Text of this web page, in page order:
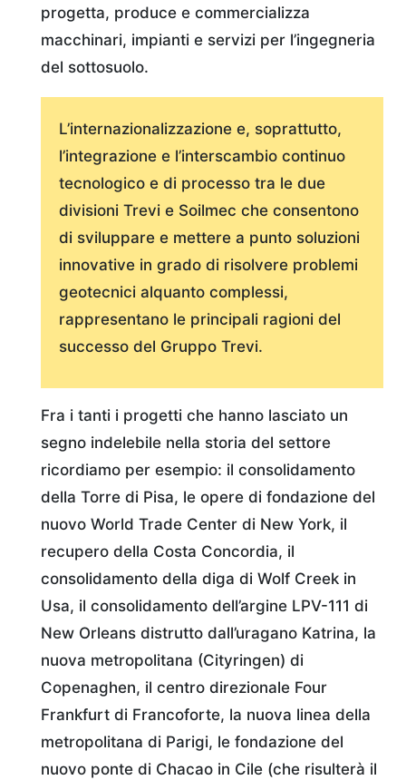
progetta, produce e commercializza
macchinari, impianti e servizi per l’ingegneria
del sottosuolo.
L’internazionalizzazione e, soprattutto,
l’integrazione e l’interscambio continuo
tecnologico e di processo tra le due
divisioni Trevi e Soilmec che consentono
di sviluppare e mettere a punto soluzioni
innovative in grado di risolvere problemi
geotecnici alquanto complessi,
rappresentano le principali ragioni del
successo del Gruppo Trevi.
Fra i tanti i progetti che hanno lasciato un
segno indelebile nella storia del settore
ricordiamo per esempio: il consolidamento
della Torre di Pisa, le opere di fondazione del
nuovo World Trade Center di New York, il
recupero della Costa Concordia, il
consolidamento della diga di Wolf Creek in
Usa, il consolidamento dell’argine LPV-111 di
New Orleans distrutto dall’uragano Katrina, la
nuova metropolitana (Cityringen) di
Copenaghen, il centro direzionale Four
Frankfurt di Francoforte, la nuova linea della
metropolitana di Parigi, le fondazione del
nuovo ponte di Chacao in Cile (che risulterà il